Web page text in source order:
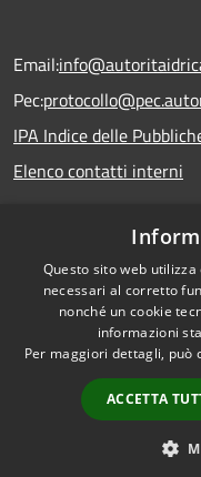
Email:
Pec:
IPA Indice delle
Elenco contatti interni
Dichiarazione accessibilità
Accessibilità
Questo sito web
necessari al corretto
nonché un cookie
informazioni
Per maggiori dettagli, può
ACCETTA